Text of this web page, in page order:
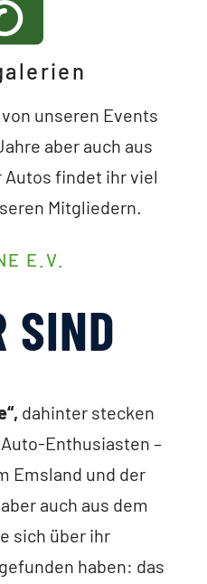
unseren Events
aber auch aus
findet ihr viel
Mitgliedern.
E.V.
SIND
dahinter stecken
Enthusiasten –
Emsland und der
auch aus dem
sich über ihr
haben: das